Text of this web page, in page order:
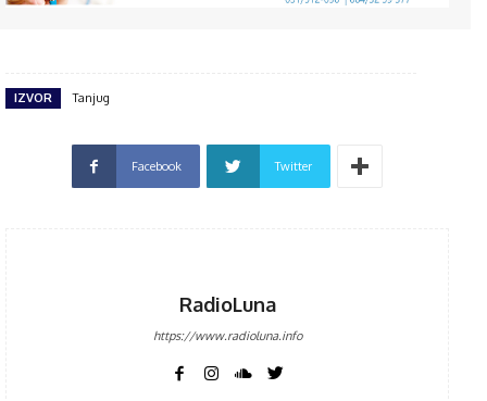
IZVOR Tanjug
Facebook Twitter
RadioLuna
https://www.radioluna.info